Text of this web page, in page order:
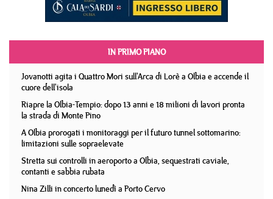
IN PRIMO PIANO
Jovanotti agita i Quattro Mori sull'Arca di Lorè a Olbia e accende il
cuore dell'isola
Riapre la Olbia-Tempio: dopo 13 anni e 18 milioni di lavori pronta
la strada di Monte Pino
A Olbia prorogati i monitoraggi per il futuro tunnel sottomarino:
limitazioni sulle sopraelevate
Stretta sui controlli in aeroporto a Olbia, sequestrati caviale,
contanti e sabbia rubata
Nina Zilli in concerto lunedì a Porto Cervo